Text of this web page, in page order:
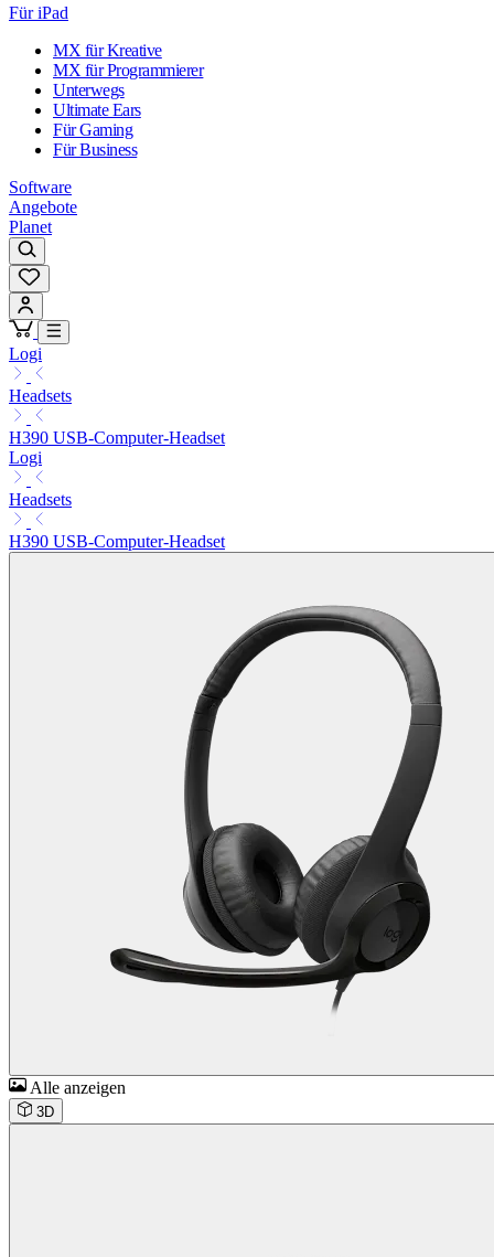
Für iPad
MX für Kreative
MX für Programmierer
Unterwegs
Ultimate Ears
Für Gaming
Für Business
Software
Angebote
Planet
Logi
Headsets
H390 USB-Computer-Headset
Logi
Headsets
H390 USB-Computer-Headset
Alle anzeigen
3D